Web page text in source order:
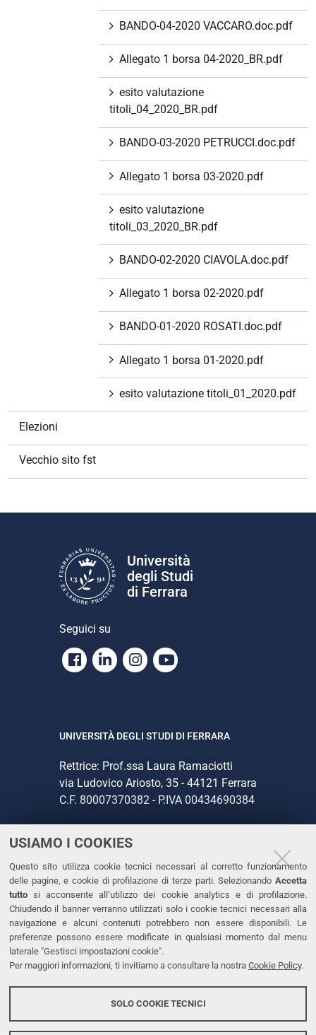
USIAMO I COOKIES
Questo sito utilizza cookie tecnici necessari al corretto funzionamento
delle pagine, e cookie di profilazione di terze parti. Selezionando Accetta
tutto si acconsente all’utilizzo dei cookie analytics e di profilazione.
Chiudendo il banner verranno utilizzati solo i cookie tecnici necessari alla
navigazione e alcuni contenuti potrebbero non essere disponibili. Le
preferenze possono essere modificate in qualsiasi momento dal menu
laterale "Gestisci impostazioni cookie".
Per maggiori informazioni, ti invitiamo a consultare la nostra Cookie Policy.
SOLO COOKIE TECNICI
BANDO-04-2020 VACCARO.doc.pdf
Allegato 1 borsa 04-2020_BR.pdf
esito valutazione
titoli_04_2020_BR.pdf
BANDO-03-2020 PETRUCCI.doc.pdf
Allegato 1 borsa 03-2020.pdf
esito valutazione
titoli_03_2020_BR.pdf
BANDO-02-2020 CIAVOLA.doc.pdf
Allegato 1 borsa 02-2020.pdf
BANDO-01-2020 ROSATI.doc.pdf
Allegato 1 borsa 01-2020.pdf
esito valutazione titoli_01_2020.pdf
Elezioni
Vecchio sito fst
Università
degli Studi
di Ferrara
Seguici su
Facebook
LinkedinInstagram
Youtube
UNIVERSITÀ DEGLI STUDI DI FERRARA
Rettrice: Prof.ssa Laura Ramaciotti
via Ludovico Ariosto, 35 - 44121 Ferrara
C.F. 80007370382 - P.IVA 00434690384
CONTATTI
Tel. +39 0532 293111
Fax. +39 0532 293031
PEC
LINKS
Dichiarazione di accessibilità
Protezione dati personali